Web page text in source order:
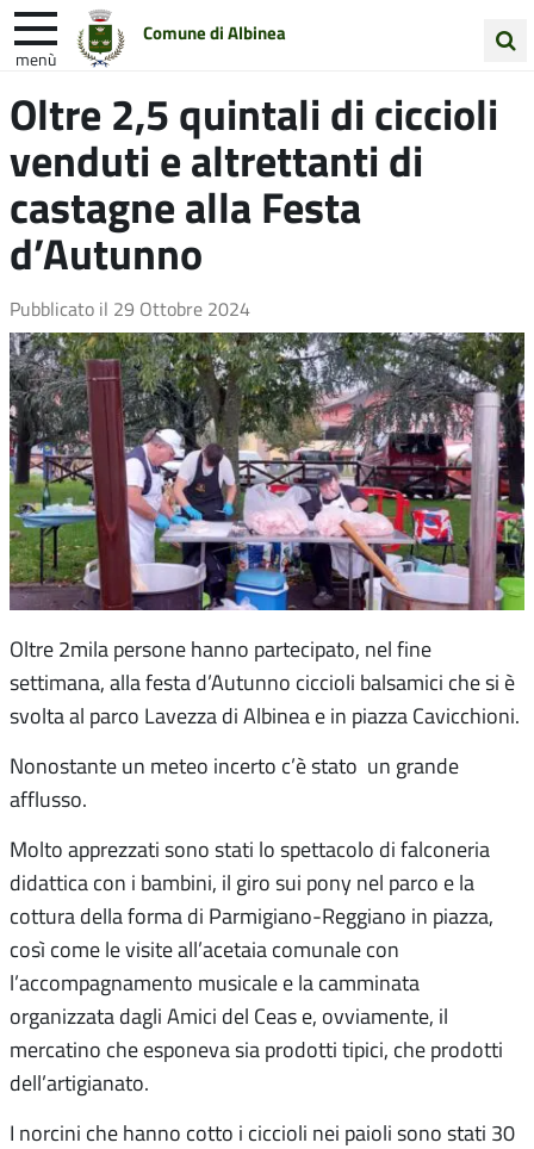
Comune di Albinea
menù
nel
sito
Entra in Comune Vivi Albinea
Unione Colline Matildiche
Oltre 2,5 quintali di ciccioli
venduti e altrettanti di
castagne alla Festa
d’Autunno
Pubblicato il 29 Ottobre 2024
Oltre 2mila persone hanno partecipato, nel fine
settimana, alla festa d’Autunno ciccioli balsamici che si è
svolta al parco Lavezza di Albinea e in piazza Cavicchioni.
Nonostante un meteo incerto c’è stato un grande
afflusso.
Molto apprezzati sono stati lo spettacolo di falconeria
didattica con i bambini, il giro sui pony nel parco e la
cottura della forma di Parmigiano-Reggiano in piazza,
così come le visite all’acetaia comunale con
l’accompagnamento musicale e la camminata
organizzata dagli Amici del Ceas e, ovviamente, il
mercatino che esponeva sia prodotti tipici, che prodotti
dell’artigianato.
I norcini che hanno cotto i ciccioli nei paioli sono stati 30